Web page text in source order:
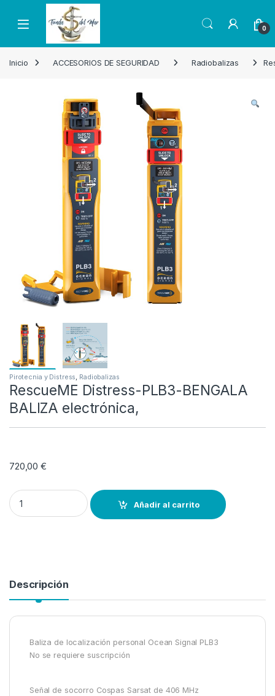
Skip to navigation
Skip to content
Open 0
Inicio ACCESORIOS DE SEGURIDAD Radiobalizas
Pirotecnia y Distress Radiobalizas
RescueME Distress-PLB3-BENGALA
BALIZA electrónica,
720,00€
RescueME Distress-PLB3-BENGALA BALIZA electrónica, quantity
Añadir al carrito
Descripción
Baliza de localización personal Ocean Signal PLB3
No se requiere suscripción
Señal de socorro Cospas Sarsat de 406 MHz